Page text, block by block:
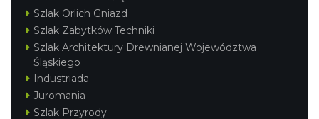
Szlak Orlich Gniazd
Szlak Zabytków Techniki
Szlak Architektury Drewnianej Województwa
Śląskiego
Industriada
Juromania
Szlak Przyrody